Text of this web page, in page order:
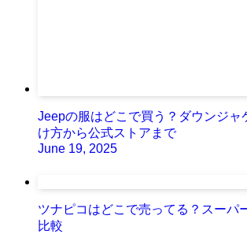
Jeepの服はどこで買う？ダウンジャ
け方から公式ストアまで
June 19, 2025
ツナピコはどこで売ってる？スーパ
比較